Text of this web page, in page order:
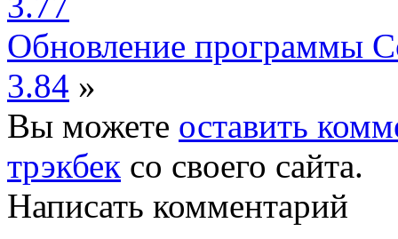
Обновление программы
3.84 »
Вы можете оставить
трэкбек со своего сайта.
Написать комментарий